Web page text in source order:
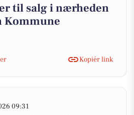
til salg i nærheden
Kommune
Kopiér link
09:31